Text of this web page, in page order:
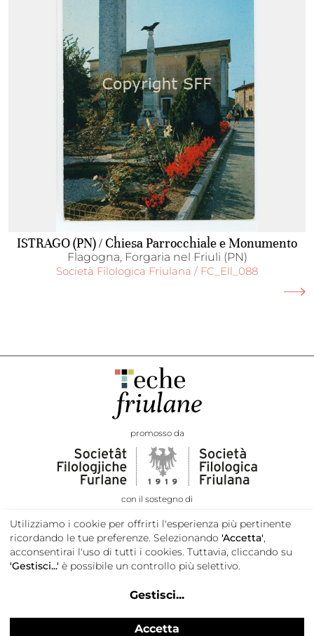
ISTRAGO (PN) / Chiesa Parrocchiale e Monumento
Flagogna, Forgaria nel Friuli (PN)
Società Filologica Friulana / FC_Ell_088
promosso da
con il sostegno di
Privacy e cookie policy
Utilizziamo i cookie per offrirti l'esperienza più pertinente
ricordando le tue preferenze. Selezionando 'Accetta',
acconsentirai l'uso di tutti i cookies. Tuttavia, cliccando su
'Gestisci...' è possibile un controllo più selettivo.
Gestisci...
Accetta